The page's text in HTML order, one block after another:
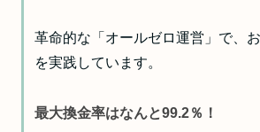
革命的な「オールゼロ運営」で、
を実践しています。
最大換金率はなんと99.2％！